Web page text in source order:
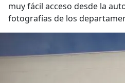
muy fácil acceso desde la
fotografías de los